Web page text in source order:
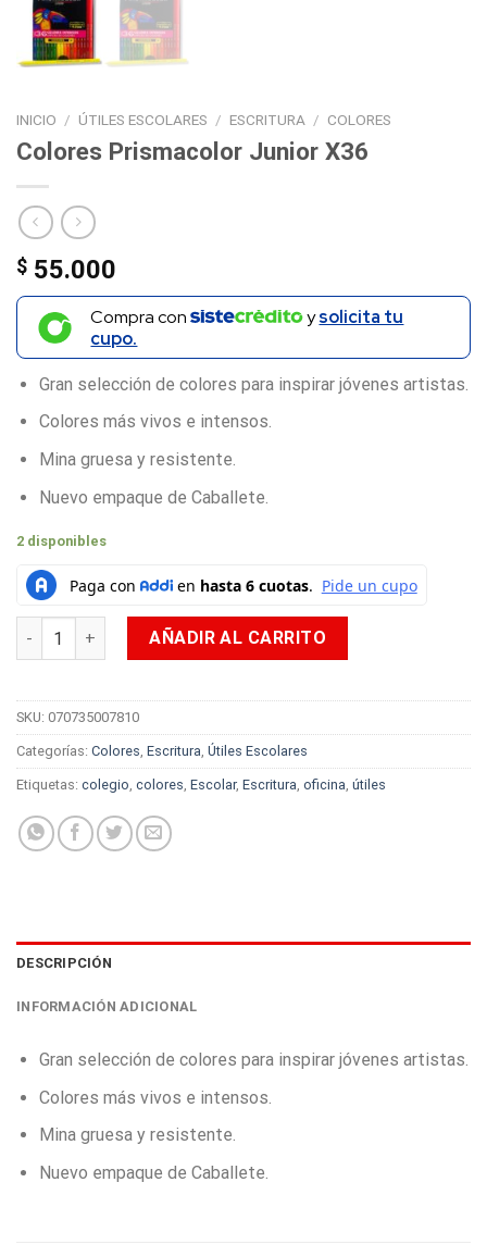
INICIO / ÚTILES ESCOLARES / ESCRITURA / COLORES
Colores Prismacolor Junior X36
$ 55.000
Compra con ysolicita tu
cupo.
Gran selección de colores para inspirar jóvenes artistas.
Colores más vivos e intensos.
Mina gruesa y resistente.
Nuevo empaque de Caballete.
2 disponibles
Colores Prismacolor Junior X36 cantidad
AÑADIR AL CARRITO
SKU: 070735007810
Categorías: Colores, Escritura, Útiles Escolares
Etiquetas: colegio, colores, Escolar, Escritura, oficina, útiles
DESCRIPCIÓN
INFORMACIÓN ADICIONAL
Gran selección de colores para inspirar jóvenes artistas.
Colores más vivos e intensos.
Mina gruesa y resistente.
Nuevo empaque de Caballete.